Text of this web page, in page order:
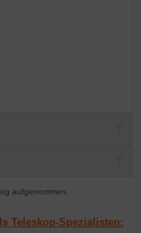
aufgenommen.
Teleskop-Spezialisten: